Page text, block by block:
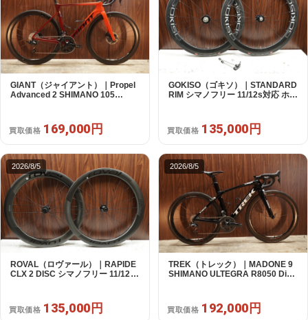
GIANT（ジャイアント）｜Propel
Advanced 2 SHIMANO 105
買取価格 169,000円
GOKISO（ゴキソ）｜STANDARD
RIM シマノフリー 11/12s対応 ホイ
買取価格 135,000円
2026/8/5
ROVAL（ロヴァール）｜RAPIDE
CLX 2 DISC シマノフリー 11/12s
買取価格 135,000円
2026/8/5
TREK（トレック）｜MADONE 9
SHIMANO ULTEGRA R8050 Di2
買取価格 192,000円